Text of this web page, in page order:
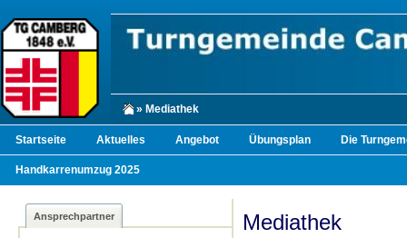
» Mediathek
Startseite Aktuelles Angebot Übungsplan Die
Handkarrenumzug 2025
Ansprechpartner
Mediathek